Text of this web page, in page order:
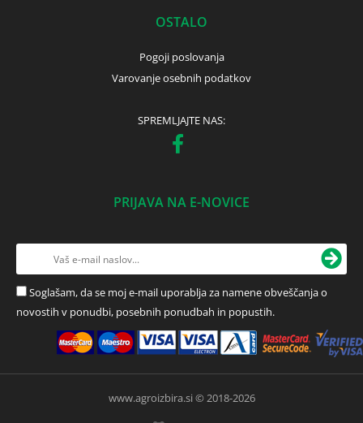
OSTALO
Pogoji poslovanja
Varovanje osebnih podatkov
SPREMLJAJTE NAS:
PRIJAVA NA E-NOVICE
Soglašam, da se moj e-mail uporablja za namene obveščanja o
novostih v ponudbi, posebnih ponudbah in popustih.
www.agroizbira.si © 2018-2026